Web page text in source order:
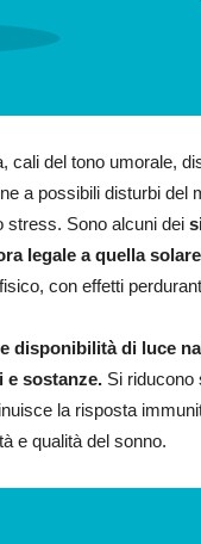
del tono umorale,
a possibili disturbi del
stress. Sono alcuni dei
legale a quella solare
con effetti
disponibilità di luce
e sostanze. Si riducono
la risposta
e qualità del sonno.